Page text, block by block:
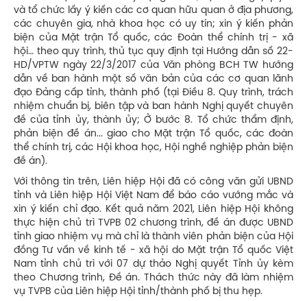
và tổ chức lấy ý kiến các cơ quan hữu quan ở địa phương,
các chuyên gia, nhà khoa học có uy tín; xin ý kiến phản
biện của Mặt trận Tổ quốc, các Đoàn thể chính trị - xã
hội… theo quy trình, thủ tục quy định tại Hướng dẫn số 22-
HD/VPTW ngày 22/3/2017 của Văn phòng BCH TW hướng
dẫn về ban hành một số văn bản của các cơ quan lãnh
đạo Đảng cấp tỉnh, thành phố (tại Điều 8. Quy trình, trách
nhiệm chuẩn bị, biên tập và ban hành Nghị quyết chuyên
đề của tỉnh ủy, thành ủy; Ở bước 8. Tổ chức thẩm định,
phản biện đề án... giao cho Mặt trận Tổ quốc, các đoàn
thể chính trị, các Hội khoa học, Hội nghề nghiệp phản biện
đề án).
Với thông tin trên, Liên hiệp Hội đã có công văn gửi UBND
tỉnh và Liên hiệp Hội Việt Nam để báo cáo vướng mắc và
xin ý kiến chỉ đạo. Kết quả năm 2021, Liên hiệp Hội không
thực hiện chủ trì TVPB 02 chương trình, đề án được UBND
tỉnh giao nhiệm vụ mà chỉ là thành viên phản biện của Hội
đồng Tư vấn về kinh tế - xã hội do Mặt trận Tổ quốc Việt
Nam tỉnh chủ trì với 07 dự thảo Nghị quyết Tỉnh ủy kèm
theo Chương trình, Đề án. Thách thức này đã làm nhiệm
vụ TVPB của Liên hiệp Hội tỉnh/thành phố bị thu hẹp.